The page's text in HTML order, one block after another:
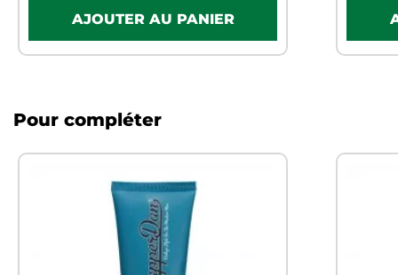
Pour compléter